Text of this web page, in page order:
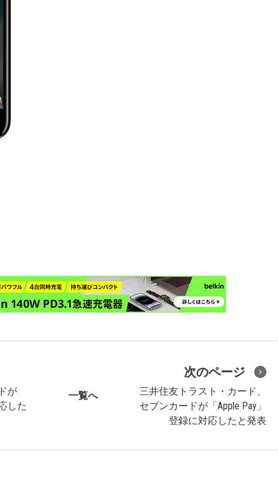
が
した
一覧へ
次のページ
三井住友トラスト・カード、
セブンカードが「Apple Pay」
登録に対応したと発表